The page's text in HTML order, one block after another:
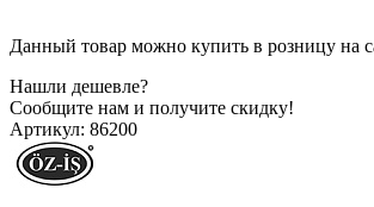
Данный товар можно купить в розницу на
Нашли дешевле?
Сообщите нам и получите скидку!
Артикул: 86200